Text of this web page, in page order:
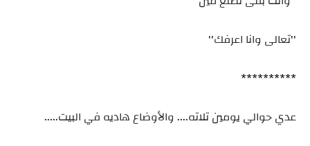
''تعالى وانا اعرفك''
**********
عدي حوالي يومين تلاته.... والأوضاع هاديه في البيت.....